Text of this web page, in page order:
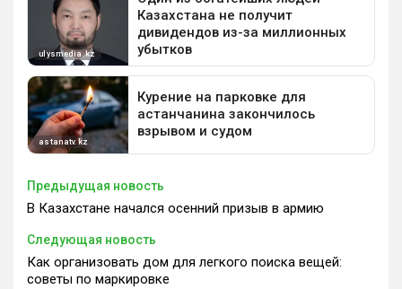
Предыдущая новость
В Казахстане начался осенний призыв в армию
Следующая новость
Как организовать дом для легкого поиска вещей:
советы по маркировке